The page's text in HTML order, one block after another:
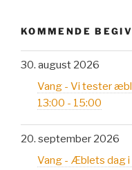
KOMMENDE
30. august 2026
Vang - Vi tester
13:00 - 15:00
20. september 2026
Vang - Æblets dag i